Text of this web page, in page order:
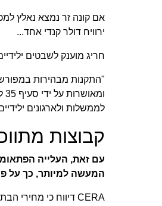
‏אם קונה זר נמצא נאלץ
ירוויח דולר קנדי אחד...‏
חריג מוענק לשבטים
‏"התקנות מבהירות במפורש
לממשלות ולארגונים
‏קבוצות
המעשה למיותר, כך על